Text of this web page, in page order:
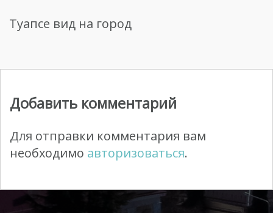
Туапсе вид на город
Добавить комментарий
Для отправки комментария вам
необходимо авторизоваться.